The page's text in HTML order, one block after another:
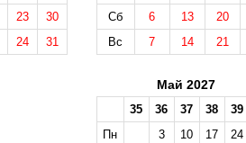
23
30
24 31
Сб
6 13
20
Вс
7 14 21
Май 2027
35 36 37 38
39
Пн
3 10 17
24